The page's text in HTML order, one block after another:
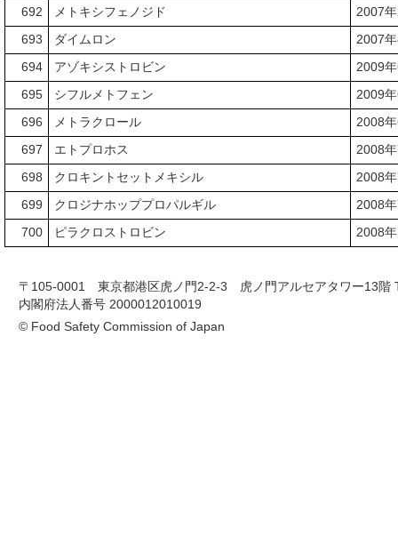
692 メトキシフェノジド 2007
693 ダイムロン 2007
694 アゾキシストロビン 2009
695 シフルメトフェン 2009
696 メトラクロール 2008
697 エトプロホス 2008
698 クロキントセットメキシル 2008
699 クロジナホッププロパルギル 2008
700 ピラクロストロビン 2008
〒105-0001 東京都港区虎ノ門2-2-3 虎ノ門アルセアタワー13階
内閣府法人番号 2000012010019
© Food Safety Commission of Japan